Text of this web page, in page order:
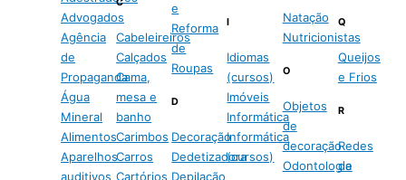
Advogados
Agência
de
Propaganda
Água
Mineral
Alimentos
Aparelhos
auditivos
Cabeleireiros
Calçados
Cama,
mesa e
banho
Carimbos
Carros
Cartórios
e
Reforma
de
Roupas
D
Decoração
Dedetizadora
Depilação
I
Idiomas
(cursos)
Imóveis
Informática
Informática
(cursos)
Natação
Nutricionistas
O
Objetos
de
decoração
Odontologia
Q
Queijos
e Frios
R
Redes
de